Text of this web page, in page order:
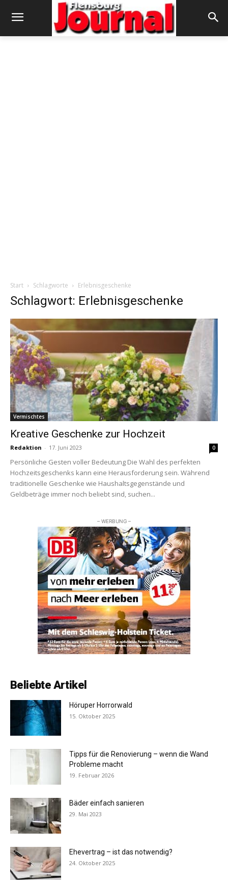
Start Schlagworte Erlebnisgeschenke
Schlagwort: Erlebnisgeschenke
Vermischtes
Kreative Geschenke zur Hochzeit
Redaktion - 17. Juni 2023 0
Persönliche Gesten voller Bedeutung Die Wahl des perfekten
Hochzeitsgeschenks kann eine Herausforderung sein. Während
traditionelle Geschenke wie Haushaltsgegenstände und
Geldbeträge immer noch beliebt sind, suchen...
– WERBUNG –
Beliebte Artikel
Höruper Horrorwald
15. Oktober 2025
Tipps für die Renovierung – wenn die Wand
Probleme macht
19. Februar 2026
Bäder einfach sanieren
29. Mai 2023
Ehevertrag – ist das notwendig?
24. Oktober 2025